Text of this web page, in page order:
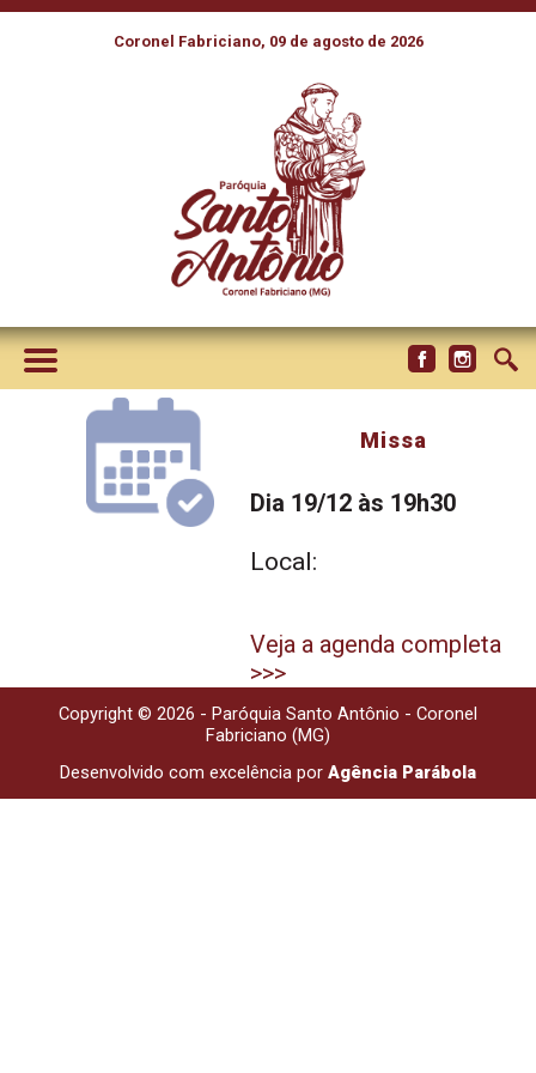
Coronel Fabriciano, 09 de agosto de 2026
Missa
Dia 19/12 às 19h30
Local:
Veja a agenda completa
>>>
Copyright © 2026 - Paróquia Santo Antônio - Coronel
Fabriciano (MG)
Desenvolvido com excelência por Agência Parábola